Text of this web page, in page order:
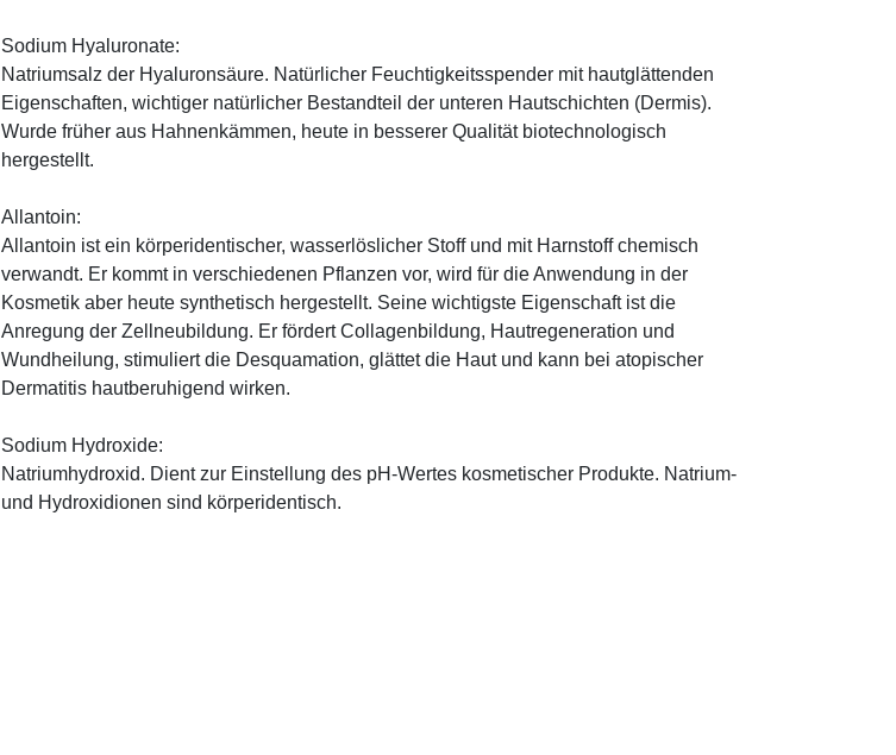
Sodium Hyaluronate:
Natriumsalz der Hyaluronsäure. Natürlicher Feuchtigkeitsspender mit hautglättenden
Eigenschaften, wichtiger natürlicher Bestandteil der unteren Hautschichten (Dermis).
Wurde früher aus Hahnenkämmen, heute in besserer Qualität biotechnologisch
hergestellt.
Allantoin:
Allantoin ist ein körperidentischer, wasserlöslicher Stoff und mit Harnstoff chemisch
verwandt. Er kommt in verschiedenen Pflanzen vor, wird für die Anwendung in der
Kosmetik aber heute synthetisch hergestellt. Seine wichtigste Eigenschaft ist die
Anregung der Zellneubildung. Er fördert Collagenbildung, Hautregeneration und
Wundheilung, stimuliert die Desquamation, glättet die Haut und kann bei atopischer
Dermatitis hautberuhigend wirken.
Sodium Hydroxide:
Natriumhydroxid. Dient zur Einstellung des pH-Wertes kosmetischer Produkte. Natrium-
und Hydroxidionen sind körperidentisch.